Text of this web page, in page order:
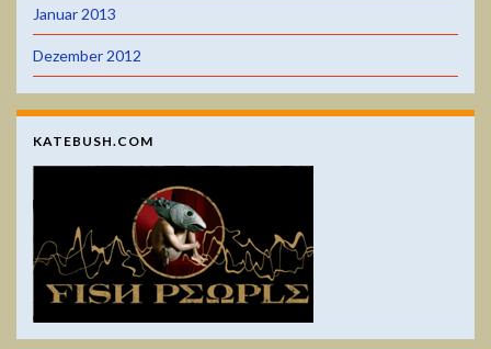
Januar 2013
Dezember 2012
KATEBUSH.COM